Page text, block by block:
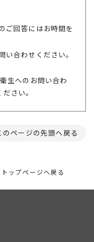
ご回答にはお時間を
い合わせください。
生へのお問い合わ
さい。
のページの先頭へ戻る
トップページへ戻る